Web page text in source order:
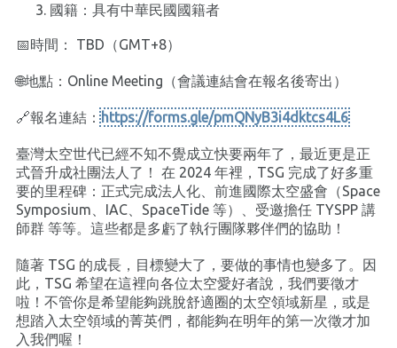
國籍：具有中華民國國籍者
📅時間： TBD（GMT+8）
🌐地點：Online Meeting（會議連結會在報名後寄出）
🔗報名連結：https://forms.gle/pmQNyB3i4dktcs4L6
臺灣太空世代已經不知不覺成立快要兩年了，最近更是正
式晉升成社團法人了！ 在 2024 年裡，TSG 完成了好多重
要的里程碑：正式完成法人化、前進國際太空盛會（Space
Symposium、IAC、SpaceTide 等）、受邀擔任 TYSPP 講
師群 等等。這些都是多虧了執行團隊夥伴們的協助！󠀠
隨著 TSG 的成長，目標變大了，要做的事情也變多了。因
此，TSG 希望在這裡向各位太空愛好者說，我們要徵才
啦！不管你是希望能夠跳脫舒適圈的太空領域新星，或是
想踏入太空領域的菁英們，都能夠在明年的第一次徵才加
入我們喔！